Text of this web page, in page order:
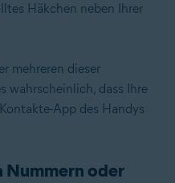
Häkchen neben Ihrer
mehreren dieser
wahrscheinlich, dass Ihre
App des Handys
Nummern oder